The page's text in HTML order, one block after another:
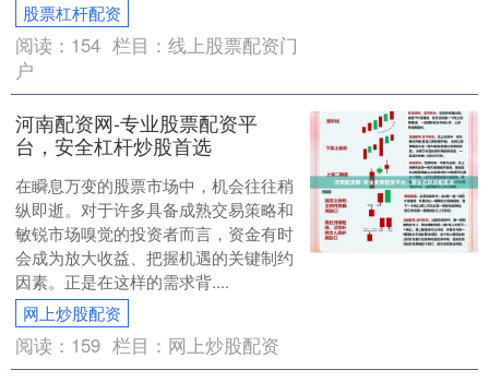
股票杠杆配资
阅读： 154 栏目：线上股票配资门
户
河南配资网-专业股票配资平
台，安全杠杆炒股首选
在瞬息万变的股票市场中，机会往往稍
纵即逝。对于许多具备成熟交易策略和
敏锐市场嗅觉的投资者而言，资金有时
会成为放大收益、把握机遇的关键制约
因素。正是在这样的需求背....
网上炒股配资
阅读： 159 栏目： 网上炒股配资